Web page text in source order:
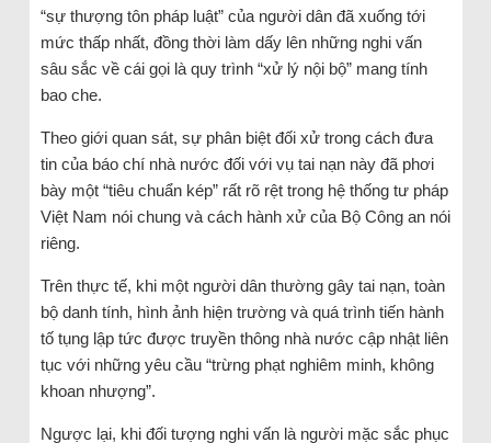
“sự thượng tôn pháp luật” của người dân đã xuống tới
mức thấp nhất, đồng thời làm dấy lên những nghi vấn
sâu sắc về cái gọi là quy trình “xử lý nội bộ” mang tính
bao che.
Theo giới quan sát, sự phân biệt đối xử trong cách đưa
tin của báo chí nhà nước đối với vụ tai nạn này đã phơi
bày một “tiêu chuẩn kép” rất rõ rệt trong hệ thống tư pháp
Việt Nam nói chung và cách hành xử của Bộ Công an nói
riêng.
Trên thực tế, khi một người dân thường gây tai nạn, toàn
bộ danh tính, hình ảnh hiện trường và quá trình tiến hành
tố tụng lập tức được truyền thông nhà nước cập nhật liên
tục với những yêu cầu “trừng phạt nghiêm minh, không
khoan nhượng”.
Ngược lại, khi đối tượng nghi vấn là người mặc sắc phục